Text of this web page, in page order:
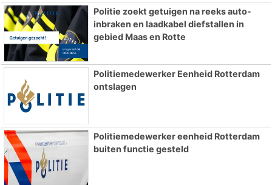
Politie zoekt getuigen na reeks auto-
inbraken en laadkabel diefstallen in
gebied Maas en Rotte
Politiemedewerker Eenheid Rotterdam
ontslagen
Politiemedewerker eenheid Rotterdam
buiten functie gesteld